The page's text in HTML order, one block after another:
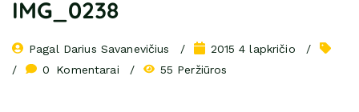
IMG_0238
Pagal Darius Savanevičius
2015 4 lapkričio
0
Komentarai 55 Peržiūros